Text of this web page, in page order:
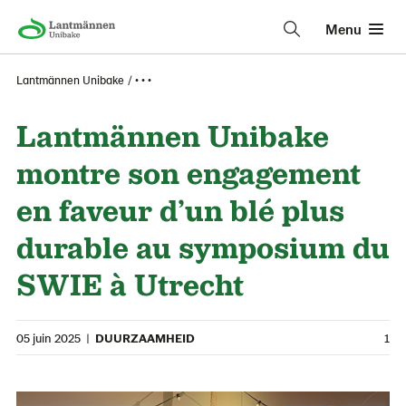
Menu
Lantmännen Unibake • • •
Lantmännen Unibake
montre son engagement
en faveur d’un blé plus
durable au symposium du
SWIE à Utrecht
05 juin 2025 | DUURZAAMHEID 1